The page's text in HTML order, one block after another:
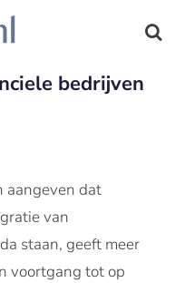
bedrijven
aangeven dat
van
staan, geeft meer
voortgang tot op